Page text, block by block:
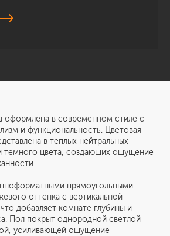
оформлена в современном стиле с
и функциональность. Цветовая
в теплых нейтральных
темного цвета, создающих ощущение
прямоугольными
оттенка с вертикальной
добавляет комнате глубины и
Пол покрыт однородной светлой
усиливающей ощущение